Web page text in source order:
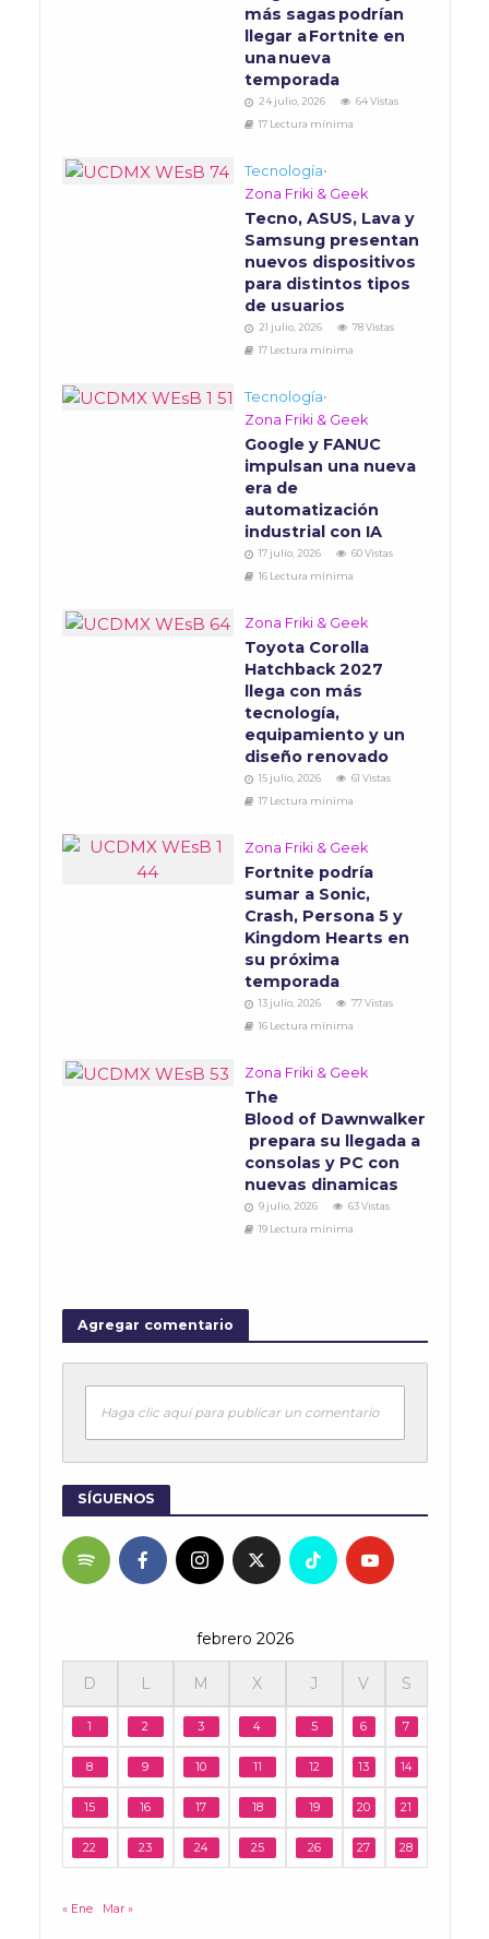
más sagas podrían
llegar a Fortnite en
una nueva
temporada
24 julio, 2026
64 Vistas
17 Lectura mínima
Tecnología•
Zona Friki & Geek
Tecno, ASUS, Lava y
Samsung presentan
nuevos dispositivos
para distintos tipos
de usuarios
21 julio, 2026
78 Vistas
17 Lectura mínima
Tecnología•
Zona Friki & Geek
Google y FANUC
impulsan una nueva
era de
automatización
industrial con IA
17 julio, 2026
60 Vistas
16 Lectura mínima
Zona Friki & Geek
Toyota Corolla
Hatchback 2027
llega con más
tecnología,
equipamiento y un
diseño renovado
15 julio, 2026
61 Vistas
17 Lectura mínima
Zona Friki & Geek
Fortnite podría
sumar a Sonic,
Crash, Persona 5 y
Kingdom Hearts en
su próxima
temporada
13 julio, 2026
77 Vistas
16 Lectura mínima
Zona Friki & Geek
The
Blood of Dawnwalker
prepara su llegada a
consolas y PC con
nuevas dinamicas
9 julio, 2026
63 Vistas
19 Lectura mínima
Agregar comentario
Haga clic aquí para publicar un comentario
SÍGUENOS
febrero 2026
D L M X J V S
1 2 3 4 5 6 7
8 9 10 11 12 13 14
15 16 17 18 19 20 21
22 23 24 25 26 27 28
« Ene Mar »